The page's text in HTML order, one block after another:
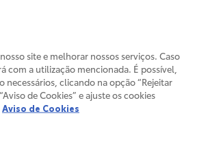
site e melhorar nossos serviços. Caso
com a utilização mencionada. É possível,
clicando na opção “Rejeitar
de Cookies” e ajuste os cookies
Aviso de Cookies